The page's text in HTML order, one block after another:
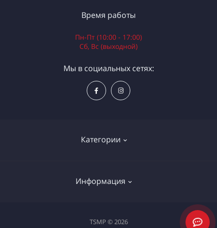
Категории
Электроинструменты
Информация
Доставка и оплата
Время работы
Пн-Пт (10:00 - 17:00)
Сб, Вс (выходной)
Мы в социальных сетях:
TSMP © 2026